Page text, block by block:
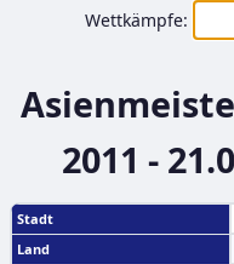
Wettkämpfe:
2011 -
Stadt
Land